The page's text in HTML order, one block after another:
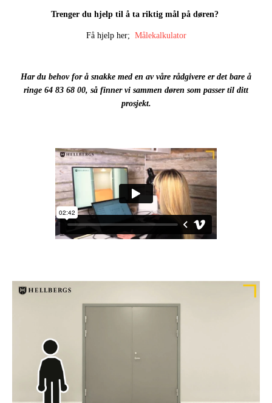
Trenger du hjelp til å ta riktig mål på døren?
Få hjelp her; Målekalkulator
Har du behov for å snakke med en av våre rådgivere er det bare å
ringe 64 83 68 00, så finner vi sammen døren som passer til ditt
prosjekt.